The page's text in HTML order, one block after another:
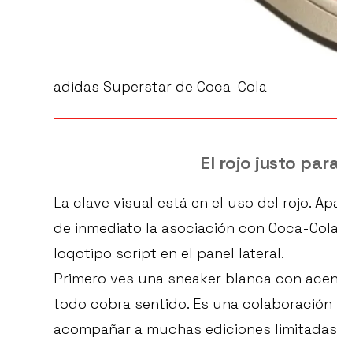
adidas Superstar de Coca-Cola
El rojo justo
La clave visual está en el uso del rojo.
de inmediato la asociación con Coca-
logotipo script en el panel lateral.
Primero ves una sneaker blanca con
todo cobra sentido. Es una
acompañar a muchas ediciones